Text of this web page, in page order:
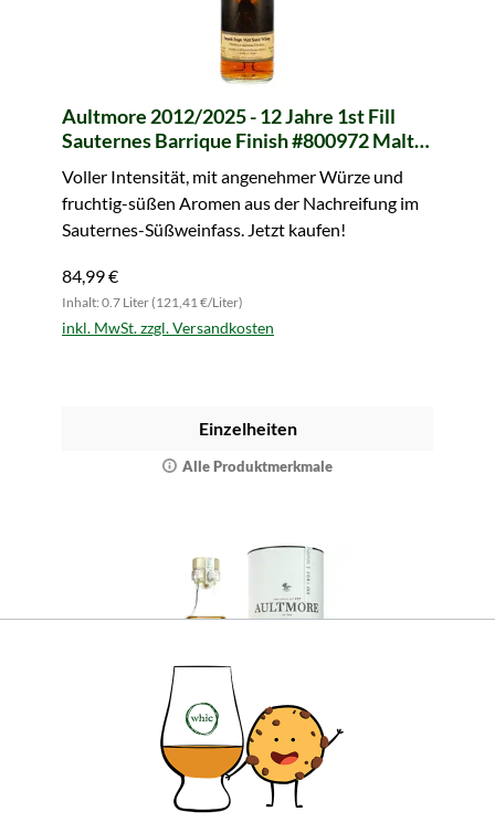
Aultmore 2012/2025 - 12 Jahre 1st Fill
Sauternes Barrique Finish #800972 Malts
Voller Intensität, mit angenehmer Würze und
fruchtig-süßen Aromen aus der Nachreifung im
Sauternes-Süßweinfass. Jetzt kaufen!
84,99 €
Inhalt: 0.7 Liter (121,41 €/Liter)
inkl. MwSt. zzgl. Versandkosten
Einzelheiten
Alle Produktmerkmale
Aultmore 12 Jahre